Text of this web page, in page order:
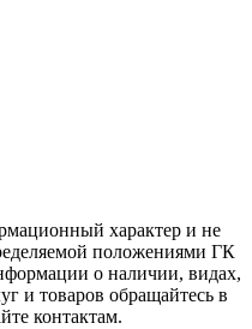
характер и не
положениями ГК
о наличии, видах,
и товаров обращайтесь в
контактам.